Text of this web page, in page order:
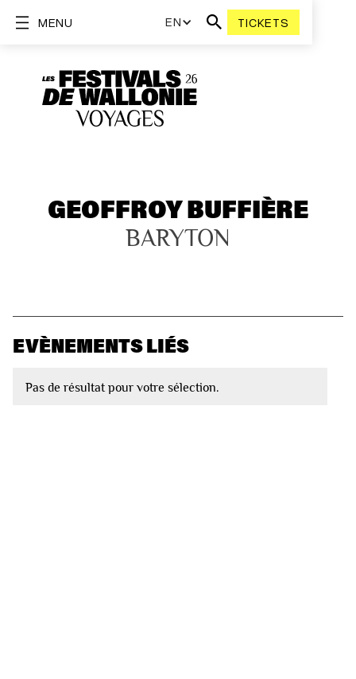
EN TICKETS
MENU
GEOFFROY BUFFIÈRE
BARYTON
EVÈNEMENTS LIÉS
Pas de résultat pour votre sélection.